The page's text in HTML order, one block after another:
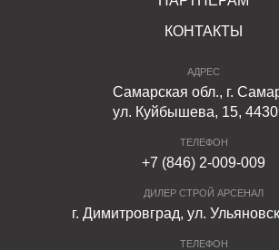
КОНТАКТЫ
АДРЕС
Самарская обл., г.
ул. Куйбышева, 15,
ТЕЛЕФОН
+7 (846) 2-009-009
ДИЛЕР СТРОЙ АРСЕНАЛ
г. Димитровград, ул.
ТЕЛЕФОН